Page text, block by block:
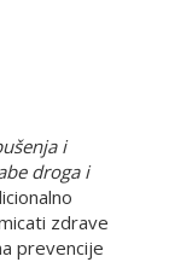
i
droga i
zdrave
prevencije